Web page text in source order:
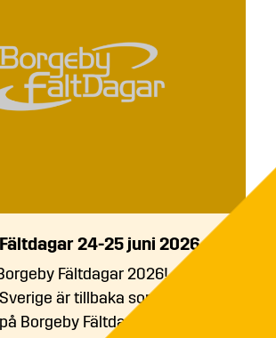
24-25 juni 2026
Fältdagar 2026!
är tillbaka som
Borgeby Fältdagar...